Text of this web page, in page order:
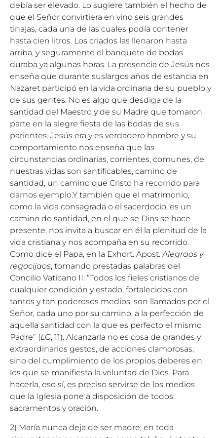
debía ser elevado. Lo sugiere también el hecho de
que el Señor convirtiera en vino seis grandes
tinajas, cada una de las cuales podía contener
hasta cien litros. Los criados las llenaron hasta
arriba, y seguramente el banquete de bodas
duraba ya algunas horas. La presencia de Jesús nos
enseña que durante suslargos años de estancia en
Nazaret participó en la vida ordinaria de su pueblo y
de sus gentes. No es algo que desdiga de la
santidad del Maestro y de su Madre que tomaron
parte en la alegre fiesta de las bodas de sus
parientes. Jesús era y es verdadero hombre y su
comportamiento nos enseña que las
circunstancias ordinarias, corrientes, comunes, de
nuestras vidas son santificables, camino de
santidad, un camino que Cristo ha recorrido para
darnos ejemplo.Y también que el matrimonio,
como la vida consagrada o el sacerdocio, es un
camino de santidad, en el que se Dios se hace
presente, nos invita a buscar en él la plenitud de la
vida cristiana y nos acompaña en su recorrido.
Como dice el Papa, en la Exhort. Apost.Alegraos y
regocijaos, tomando prestadas palabras del
Concilio Vaticano II: “Todos los fieles cristianos de
cualquier condición y estado, fortalecidos con
tantos y tan poderosos medios, son llamados por el
Señor, cada uno por su camino, a la perfección de
aquella santidad con la que es perfecto el mismo
Padre” (LG, 11). Alcanzarla no es cosa de grandes y
extraordinarios gestos, de acciones clamorosas,
sino del cumplimiento de los propios deberes en
los que se manifiesta la voluntad de Dios. Para
hacerla, eso sí, es preciso servirse de los medios
que la Iglesia pone a disposición de todos:
sacramentos y oración.
2) María nunca deja de ser madre; en toda